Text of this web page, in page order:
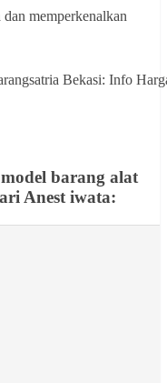
memperkenalkan
Bekasi: Info
barang alat
Anest iwata: